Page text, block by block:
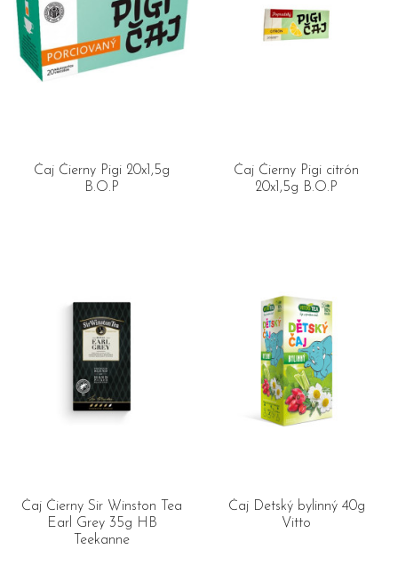
Čaj Čierny Pigi 20x1,5g
B.O.P
Čaj Čierny Pigi citrón
20x1,5g B.O.P
Čaj Čierny Sir Winston Tea
Earl Grey 35g HB
Teekanne
Čaj Detský bylinný 40g
Vitto